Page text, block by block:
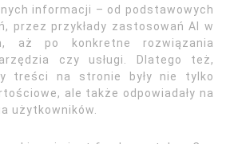
informacji – od podstawowych
przez przykłady zastosowań AI w
aż po konkretne rozwiązania
czy usługi. Dlatego też,
treści na stronie były nie tylko
ale także odpowiadały na
użytkowników.